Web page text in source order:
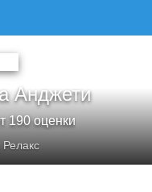
Анджети
190 оценки
Релакс